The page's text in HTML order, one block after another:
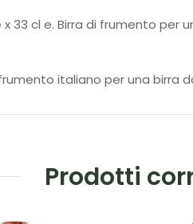
33 cl e. Birra di frumento
italiano per una
Prodotti